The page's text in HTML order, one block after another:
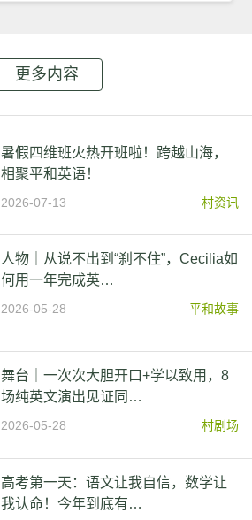
更多内容
暑假四维班火热开班啦！跨越山海，
相聚平和英语！
2026-07-13 村资讯
人物｜从说不出到“刹不住”，Cecilia如
何用一年完成英…
2026-05-28 平和故事
舞台｜一次次大胆开口+学以致用，8
场纯英文演出见证同…
2026-05-28 村剧场
高考第一天：语文让我自信，数学让
我认命！今年到底有…